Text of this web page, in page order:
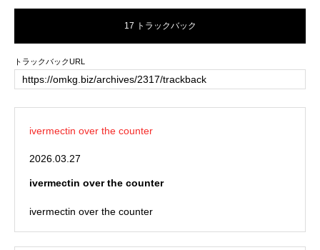
17 トラックバック
トラックバックURL
ivermectin over the counter
2026.03.27
ivermectin over the counter
ivermectin over the counter